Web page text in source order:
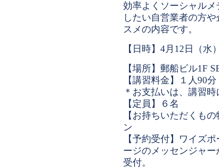
効率よくソーシャル
したい自営業者の方
スメの内容です。
【日時】4月12日（水
【場所】郵船ビル1F
【講習料金】１人90
＊お支払いは、講習
【定員】６名
【お持ちいただくも
ン
【予約受付】ワイズ
ージのメッセンジャ
受付。